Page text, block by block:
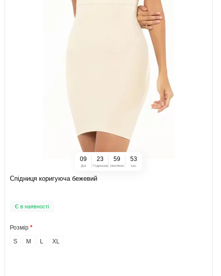
09
Дні
23
Годинник
59
хвилини
52
sec
Спідниця коригуюча бежевий
Є в наявності
Розмір
S
M L XL